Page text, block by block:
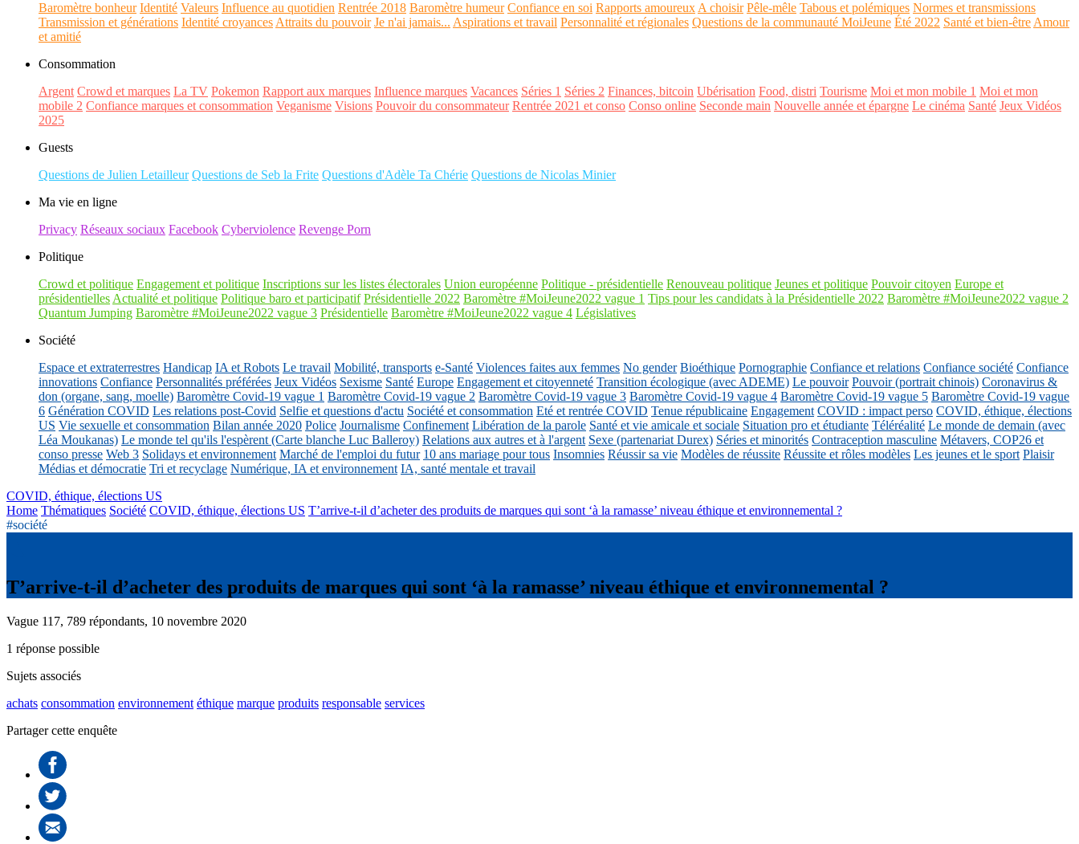
Baromètre bonheur Identité Valeurs Influence au quotidien Rentrée 2018 Baromètre humeur Confiance en soi Rapports amoureux A choisir Pêle-mêle Tabous et polémiques Normes et transmissions
Transmission et générations Identité croyances Attraits du pouvoir Je n'ai jamais... Aspirations et travail Personnalité et régionales Questions de la communauté MoiJeune Été 2022 Santé et bien-être Amour
et amitié
Consommation
Argent Crowd et marques La TV Pokemon Rapport aux marques Influence marques Vacances Séries 1 Séries 2 Finances, bitcoin Ubérisation Food, distri Tourisme Moi et mon mobile 1 Moi et mon
mobile 2 Confiance marques et consommation Veganisme Visions Pouvoir du consommateur Rentrée 2021 et conso Conso online Seconde main Nouvelle année et épargne Le cinéma Santé Jeux Vidéos
2025
Guests
Questions de Julien Letailleur Questions de Seb la Frite Questions d'Adèle Ta Chérie Questions de Nicolas Minier
Ma vie en ligne
Privacy Réseaux sociaux Facebook Cyberviolence Revenge Porn
Politique
Crowd et politique Engagement et politique Inscriptions sur les listes électorales Union européenne Politique - présidentielle Renouveau politique Jeunes et politique Pouvoir citoyen Europe et
présidentielles Actualité et politique Politique baro et participatif Présidentielle 2022 Baromètre #MoiJeune2022 vague 1 Tips pour les candidats à la Présidentielle 2022 Baromètre #MoiJeune2022 vague 2
Quantum Jumping Baromètre #MoiJeune2022 vague 3 Présidentielle Baromètre #MoiJeune2022 vague 4 Législatives
Société
Espace et extraterrestres Handicap IA et Robots Le travail Mobilité, transports e-Santé Violences faites aux femmes No gender Bioéthique Pornographie Confiance et relations Confiance société Confiance
innovations Confiance Personnalités préférées Jeux Vidéos Sexisme Santé Europe Engagement et citoyenneté Transition écologique (avec ADEME) Le pouvoir Pouvoir (portrait chinois) Coronavirus &
don (organe, sang, moelle) Baromètre Covid-19 vague 1 Baromètre Covid-19 vague 2 Baromètre Covid-19 vague 3 Baromètre Covid-19 vague 4 Baromètre Covid-19 vague 5 Baromètre Covid-19 vague
6 Génération COVID Les relations post-Covid Selfie et questions d'actu Société et consommation Eté et rentrée COVID Tenue républicaine Engagement COVID : impact perso COVID, éthique, élections
US Vie sexuelle et consommation Bilan année 2020 Police Journalisme Confinement Libération de la parole Santé et vie amicale et sociale Situation pro et étudiante Téléréalité Le monde de demain (avec
Léa Moukanas) Le monde tel qu'ils l'espèrent (Carte blanche Luc Balleroy) Relations aux autres et à l'argent Sexe (partenariat Durex) Séries et minorités Contraception masculine Métavers, COP26 et
conso presse Web 3 Solidays et environnement Marché de l'emploi du futur 10 ans mariage pour tous Insomnies Réussir sa vie Modèles de réussite Réussite et rôles modèles Les jeunes et le sport Plaisir
Médias et démocratie Tri et recyclage Numérique, IA et environnement IA, santé mentale et travail
COVID, éthique, élections US
Home Thématiques Société COVID, éthique, élections US T’arrive-t-il d’acheter des produits de marques qui sont ‘à la ramasse’ niveau éthique et environnemental ?
#société
T’arrive-t-il d’acheter des produits de marques qui sont ‘à la ramasse’ niveau éthique et environnemental ?
Vague 117, 789 répondants, 10 novembre 2020
1 réponse possible
Sujets associés
achats consommation environnement éthique marque produits responsable services
Partager cette enquête